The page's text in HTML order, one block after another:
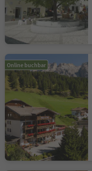
Online buchbar